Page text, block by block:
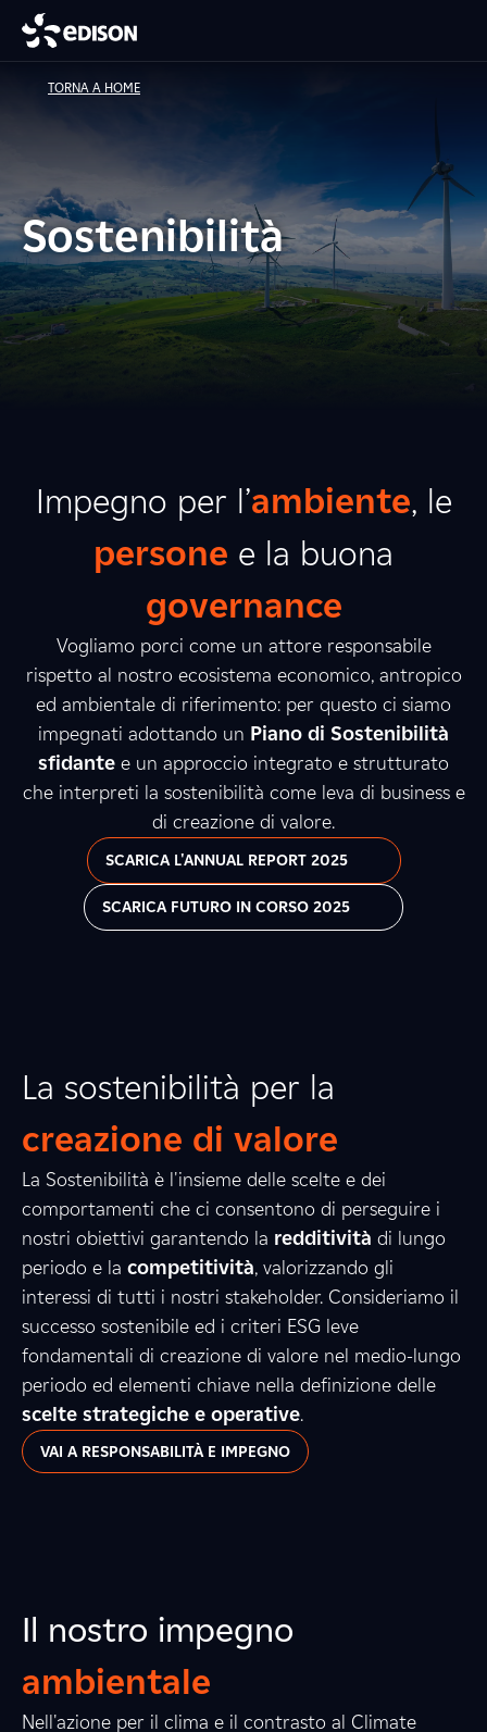
TORNA A HOME
Sostenibilità
Impegno per l’ambiente, le
persone e la buona
governance
Vogliamo porci come un attore responsabile
rispetto al nostro ecosistema economico, antropico
ed ambientale di riferimento: per questo ci siamo
impegnati adottando un Piano di Sostenibilità
sfidante e un approccio integrato e strutturato
che interpreti la sostenibilità come leva di business e
di creazione di valore.
SCARICA L'ANNUAL REPORT 2025
SCARICA FUTURO IN CORSO 2025
La sostenibilità per la
creazione di valore
La Sostenibilità è l'insieme delle scelte e dei
comportamenti che ci consentono di perseguire i
nostri obiettivi garantendo la redditività di lungo
periodo e la competitività, valorizzando gli
interessi di tutti i nostri stakeholder. Consideriamo il
successo sostenibile ed i criteri ESG leve
fondamentali di creazione di valore nel medio-lungo
periodo ed elementi chiave nella definizione delle
scelte strategiche e operative.
VAI A RESPONSABILITÀ E IMPEGNO
Il nostro impegno
ambientale
Nell'azione per il clima e il contrasto al Climate